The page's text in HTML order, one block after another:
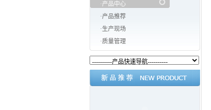
·产品中心
·产品推荐
·生产现场
·质量管理